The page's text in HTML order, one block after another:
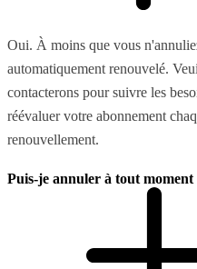
Oui. À moins que vous
automatiquement renouvelé.
contacterons pour suivre les
réévaluer votre abonnement
renouvellement.
Puis-je annuler à tout